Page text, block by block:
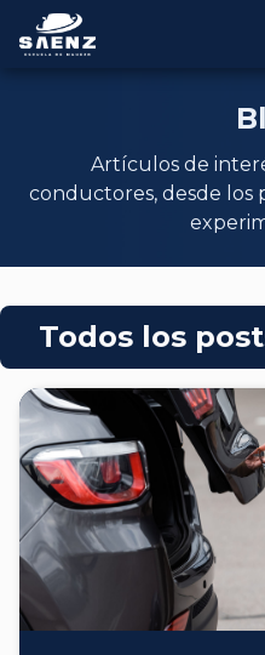
Artículos de
conductores, desde los
Todos los